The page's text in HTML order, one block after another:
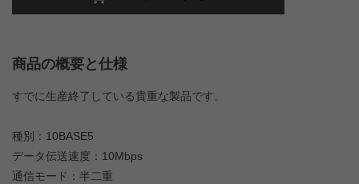
商品の概要と仕様
すでに生産終了している貴重な製品です。
種別：10BASE5
データ伝送速度：10Mbps
通信モード：半二重